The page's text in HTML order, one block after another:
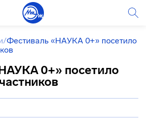
/Фестиваль «НАУКА 0+» посетило
0+» посетило